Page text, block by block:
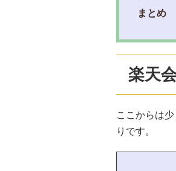
まとめ
楽天
ここからは
りです。